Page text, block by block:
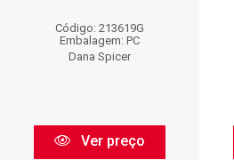
Código: 213619G
Embalagem: PC
Dana Spicer
Ver preço